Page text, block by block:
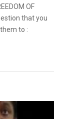
OF
that you
to :